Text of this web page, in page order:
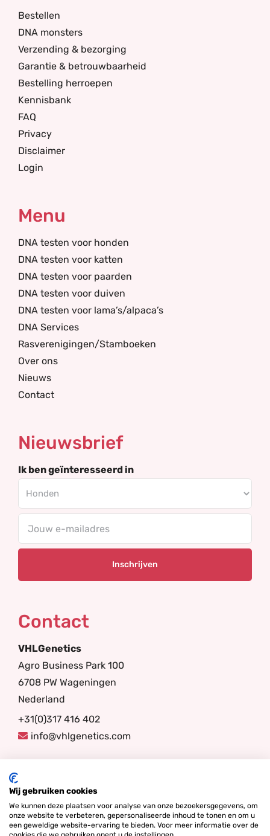
Bestellen
DNA monsters
Verzending & bezorging
Garantie & betrouwbaarheid
Bestelling herroepen
Kennisbank
FAQ
Privacy
Disclaimer
Login
Menu
DNA testen voor honden
DNA testen voor katten
DNA testen voor paarden
DNA testen voor duiven
DNA testen voor lama’s/alpaca’s
DNA Services
Rasverenigingen/Stamboeken
Over ons
Nieuws
Contact
Nieuwsbrief
Ik ben geïnteresseerd in
Contact
VHLGenetics
Agro Business Park 100
6708 PW Wageningen
Nederland
+31(0)317 416 402
info@vhlgenetics.com
Volg ons
Wij gebruiken cookies
We kunnen deze plaatsen voor analyse van onze bezoekersgegevens, om
onze website te verbeteren, gepersonaliseerde inhoud te tonen en om u
een geweldige website-ervaring te bieden. Voor meer informatie over de